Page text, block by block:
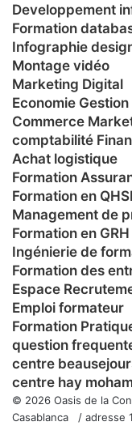
Developpement
Formation
Infographie
Montage vidéo
Marketing Digital
Economie Gestion
Commerce
comptabilité
Achat logistique
Formation
Formation en
Management de
Formation en GRH
Ingénierie de
Formation des
Espace
Emploi formateur
Formation
question
centre
centre hay
© 2026 Oasis de la
Casablanca / adresse